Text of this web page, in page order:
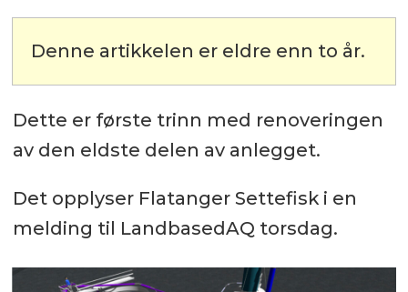
Denne artikkelen er eldre enn to år.
Dette er første trinn med renoveringen
av den eldste delen av anlegget.
Det opplyser Flatanger Settefisk i en
melding til LandbasedAQ torsdag.